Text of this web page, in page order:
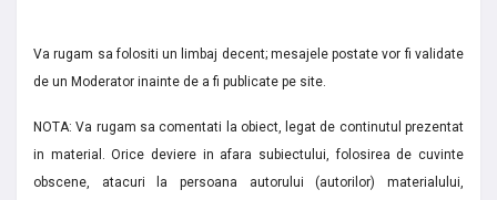
Va rugam sa folositi un limbaj decent; mesajele postate vor fi validate
de un Moderator inainte de a fi publicate pe site.
NOTA: Va rugam sa comentati la obiect, legat de continutul prezentat
in material. Orice deviere in afara subiectului, folosirea de cuvinte
obscene, atacuri la persoana autorului (autorilor) materialului,